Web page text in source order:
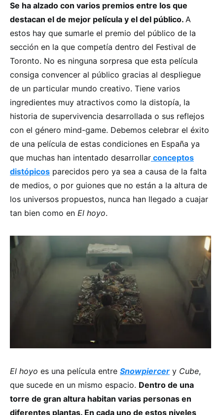
Se ha alzado con varios premios entre los que
destacan el de mejor película y el del público. A
estos hay que sumarle el premio del público de la
sección en la que competía dentro del Festival de
Toronto. No es ninguna sorpresa que esta película
consiga convencer al público gracias al despliegue
de un particular mundo creativo. Tiene varios
ingredientes muy atractivos como la distopía, la
historia de supervivencia desarrollada o sus reflejos
con el género mind-game. Debemos celebrar el éxito
de una película de estas condiciones en España ya
que muchas han intentado desarrollar conceptos
distópicos parecidos pero ya sea a causa de la falta
de medios, o por guiones que no están a la altura de
los universos propuestos, nunca han llegado a cuajar
tan bien como en El hoyo.
El hoyo es una película entre Snowpiercer y Cube,
que sucede en un mismo espacio. Dentro de una
torre de gran altura habitan varias personas en
diferentes plantas. En cada uno de estos niveles